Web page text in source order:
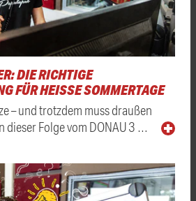
DIE RICHTIGE
FÜR HEISSE SOMMERTAGE
– und trotzdem muss draußen
dieser Folge vom DONAU 3 …